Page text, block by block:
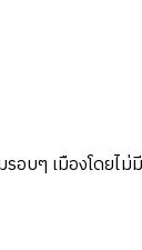
บๆ เมืองโดยไม่